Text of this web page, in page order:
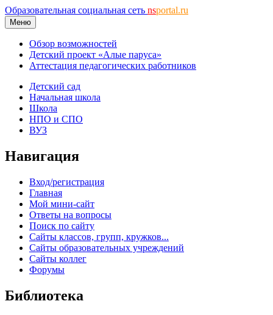
Образовательная социальная сеть nsportal.ru
Меню
Обзор возможностей
Детский проект «Алые паруса»
Аттестация педагогических работников
Детский сад
Начальная школа
Школа
НПО и СПО
ВУЗ
Навигация
Вход/регистрация
Главная
Мой мини-сайт
Ответы на вопросы
Поиск по сайту
Сайты классов, групп, кружков...
Сайты образовательных учреждений
Сайты коллег
Форумы
Библиотека